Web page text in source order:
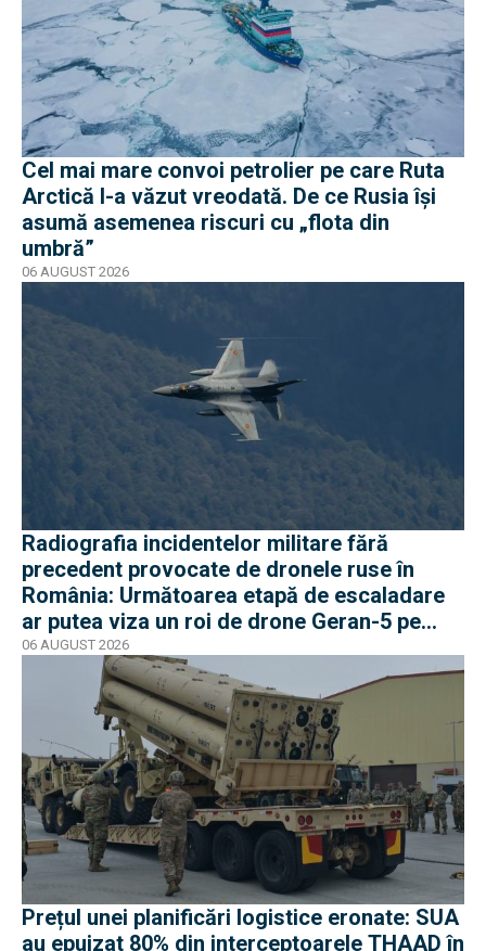
Cel mai mare convoi petrolier pe care Ruta
Arctică l-a văzut vreodată. De ce Rusia își
asumă asemenea riscuri cu „flota din
umbră”
06 AUGUST 2026
Radiografia incidentelor militare fără
precedent provocate de dronele ruse în
România: Următoarea etapă de escaladare
ar putea viza un roi de drone Geran-5 pe
direcția Galați-Reni
06 AUGUST 2026
Prețul unei planificări logistice eronate: SUA
au epuizat 80% din interceptoarele THAAD în